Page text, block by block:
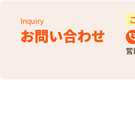
お問い合わせ
Inquiry
営